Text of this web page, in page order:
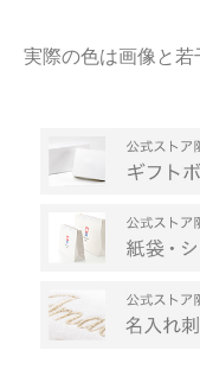
実際の色は画像と若